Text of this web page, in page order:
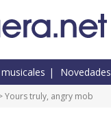
Novedades
Yours truly, angry mob